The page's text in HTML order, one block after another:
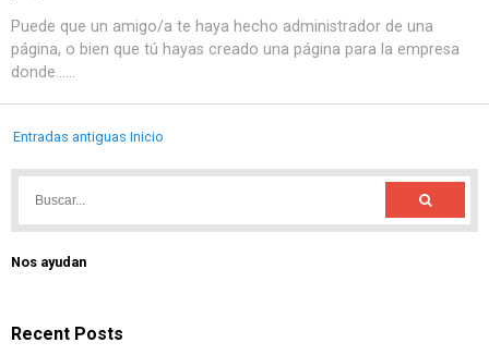
Puede que un amigo/a te haya hecho administrador de una
página, o bien que tú hayas creado una página para la empresa
donde......
Entradas antiguas Inicio
Nos ayudan
Recent Posts